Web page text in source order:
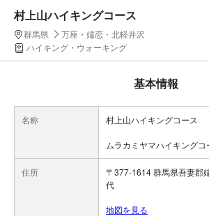
村上山ハイキングコース
群馬県
万座・嬬恋・北軽井沢
ハイキング・ウォーキング
基本情報
名称 村上山ハイキングコース
ムラカミヤマハイキングコ
住所
〒377-1614 群馬県吾妻郡
代
地図を見る